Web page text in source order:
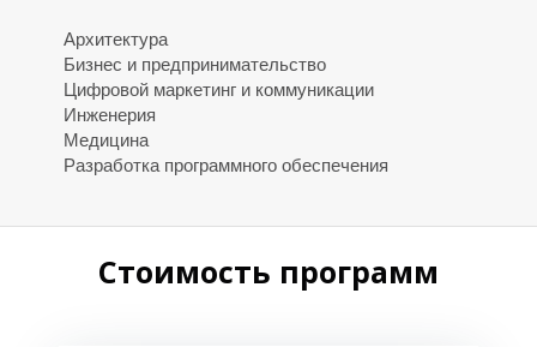
Архитектура
Бизнес и предпринимательство
Цифровой маркетинг и коммуникации
Инженерия
Медицина
Разработка программного обеспечения
Стоимость программ